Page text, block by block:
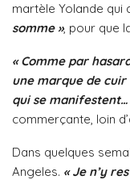
martèle Yolande qui
somme », pour que
« Comme par
une marque de
qui se
commerçante, loin
Dans quelques
Angeles. « Je n’y